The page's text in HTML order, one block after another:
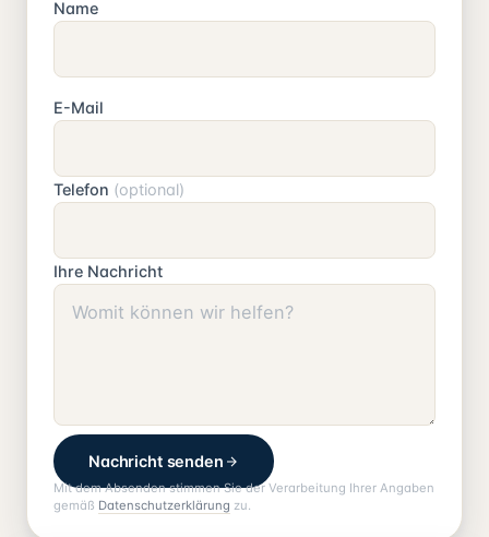
Name
E-Mail
Telefon (optional)
Ihre Nachricht
Nachricht senden
Mit dem Absenden stimmen Sie der Verarbeitung Ihrer Angaben
gemäß Datenschutzerklärung zu.